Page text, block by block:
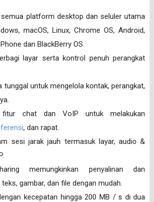
semua platform desktop dan seluler utama
macOS, Linux, Chrome OS, Android,
dan BlackBerry OS.
layar serta kontrol penuh perangkat
tunggal untuk mengelola kontak, perangkat,
fitur chat dan VoIP untuk melakukan
, dan rapat.
sesi jarak jauh termasuk layar, audio &
memungkinkan penyalinan dan
gambar, dan file dengan mudah.
kecepatan hingga 200 MB / s di dua